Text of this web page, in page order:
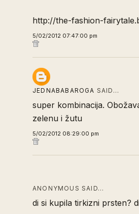
http://the-fashion-
5/02/2012 07:47:00 pm
JEDNABABAROGA SAID…
super kombinacija.
zelenu i žutu
5/02/2012 08:29:00 pm
ANONYMOUS SAID…
di si kupila tirkizni prsten?